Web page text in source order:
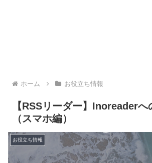
ホーム お役立ち情報
【RSSリーダー】Inoreaderへ
（スマホ編）
お役立ち情報